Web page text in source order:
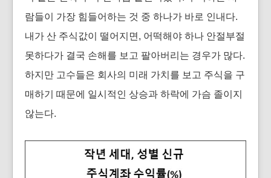
람들이 가장 힘들어하는 것 중 하나가 바로 인내다.
내가 산 주식값이 떨어지면, 어떡해야 하나 안절부절
못하다가 결국 손해를 보고 팔아버리는 경우가 많다.
하지만 고수들은 회사의 미래 가치를 보고 주식을 구
매하기 때문에 일시적인 상승과 하락에 가슴 졸이지
않는다.